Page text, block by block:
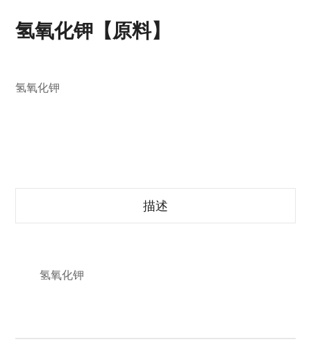
氢氧化钾【原料】
氢氧化钾
描述
氢氧化钾